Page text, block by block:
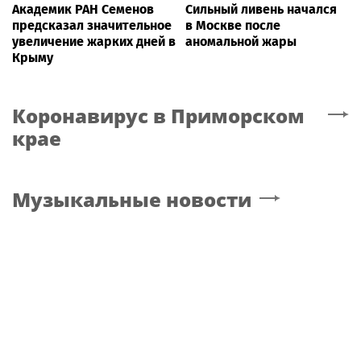
Академик РАН Семенов
предсказал значительное
увеличение жарких дней в
Крыму
Сильный ливень начался
в Москве после
аномальной жары
Коронавирус в Приморском
крае
Музыкальные новости